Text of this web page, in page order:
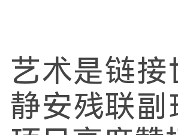
艺术是链
静安残联